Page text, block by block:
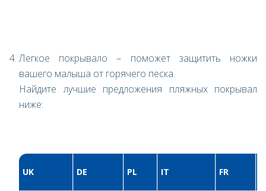
Легкое покрывало – поможет защитить ножки
вашего малыша от горячего песка.
Найдите лучшие предложения пляжных покрывал
ниже:
UK DE PL IT FR